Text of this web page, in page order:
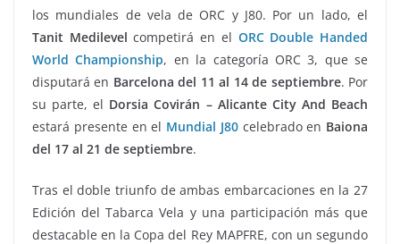
los mundiales de vela de ORC y J80. Por un lado, el
Tanit Medilevel competirá en el ORC Double Handed
World Championship, en la categoría ORC 3, que se
disputará en Barcelona del 11 al 14 de septiembre. Por
su parte, el Dorsia Covirán – Alicante City And Beach
estará presente en el Mundial J80celebrado en Baiona
del 17 al 21 de septiembre.
Tras el doble triunfo de ambas embarcaciones en la 27
Edición del Tabarca Vela y una participación más que
destacable en la Copa del Rey MAPFRE, con un segundo